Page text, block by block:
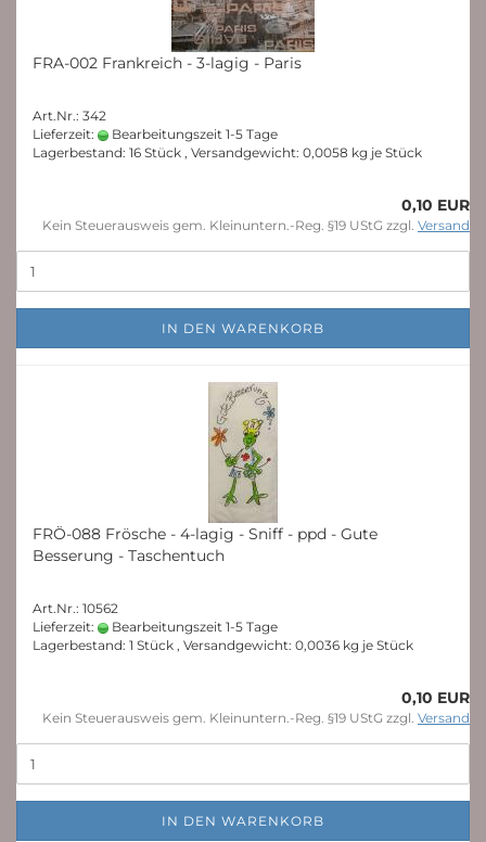
FRA-002 Frankreich - 3-lagig - Paris
Art.Nr.: 342
Lieferzeit:
Bearbeitungszeit 1-5 Tage
Lagerbestand: 16 Stück , Versandgewicht: 0,0058 kg je Stück
0,10 EUR
Kein Steuerausweis gem. Kleinuntern.-Reg. §19 UStG zzgl. Versand
IN DEN WARENKORB
FRÖ-088 Frösche - 4-lagig - Sniff - ppd - Gute
Besserung - Taschentuch
Art.Nr.: 10562
Lieferzeit:
Bearbeitungszeit 1-5 Tage
Lagerbestand: 1 Stück , Versandgewicht: 0,0036 kg je Stück
0,10 EUR
Kein Steuerausweis gem. Kleinuntern.-Reg. §19 UStG zzgl. Versand
IN DEN WARENKORB